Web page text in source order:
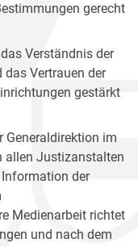
gerecht
Verständnis der
Vertrauen der
gestärkt
Generaldirektion im
allen Justizanstalten
der
Medienarbeit richtet
und nach dem